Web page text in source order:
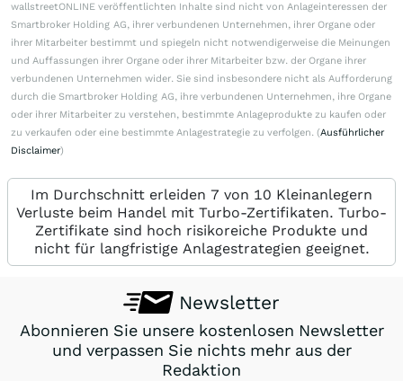
wallstreetONLINE veröffentlichten Inhalte sind nicht von Anlageinteressen der
Smartbroker Holding AG, ihrer verbundenen Unternehmen, ihrer Organe oder
ihrer Mitarbeiter bestimmt und spiegeln nicht notwendigerweise die Meinungen
und Auffassungen ihrer Organe oder ihrer Mitarbeiter bzw. der Organe ihrer
verbundenen Unternehmen wider. Sie sind insbesondere nicht als Aufforderung
durch die Smartbroker Holding AG, ihre verbundenen Unternehmen, ihre Organe
oder ihrer Mitarbeiter zu verstehen, bestimmte Anlageprodukte zu kaufen oder
zu verkaufen oder eine bestimmte Anlagestrategie zu verfolgen. (Ausführlicher
Disclaimer)
Im Durchschnitt erleiden 7 von 10 Kleinanlegern
Verluste beim Handel mit Turbo-Zertifikaten. Turbo-
Zertifikate sind hoch risikoreiche Produkte und
nicht für langfristige Anlagestrategien geeignet.
Newsletter
Abonnieren Sie unsere kostenlosen Newsletter
und verpassen Sie nichts mehr aus der
Redaktion